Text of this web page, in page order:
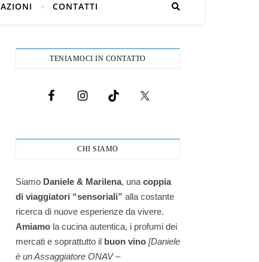
CONTATTI
TENIAMOCI IN CONTATTO
CHI SIAMO
Siamo Daniele & Marilena, una coppia
di viaggiatori “sensoriali” alla costante
ricerca di nuove esperienze da vivere.
Amiamo la cucina autentica, i profumi dei
mercati e soprattutto il buon vino [Daniele
è un Assaggiatore ONAV –